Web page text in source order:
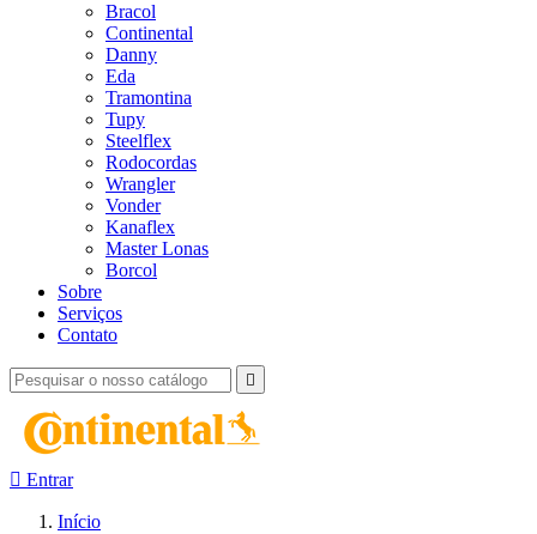
Bracol
Continental
Danny
Eda
Tramontina
Tupy
Steelflex
Rodocordas
Wrangler
Vonder
Kanaflex
Master Lonas
Borcol
Sobre
Serviços
Contato

 Entrar
Início